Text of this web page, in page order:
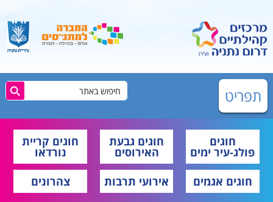
תפריט
חוגים
פולג-עיר ימים
חוגים גבעת
האירוסים
חוגים קריית
נורדאו
חוגים אגמים
אירועי תרבות צהרונים